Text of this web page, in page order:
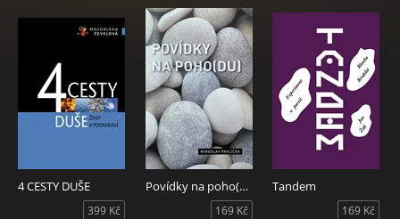
4 CESTY DUŠE
399 Kč
Povídky na poho(du)
169 Kč
Tandem
169 Kč